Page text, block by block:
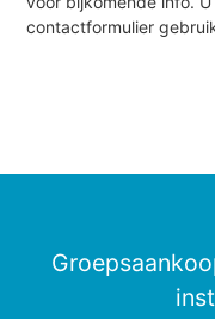
contactformulier